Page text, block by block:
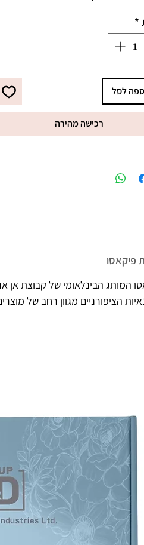
*
לסל
רכישה מהירה
פיקאסו
המותג הבינלאומי של קבוצת
הציפורניים מגוון רחב של